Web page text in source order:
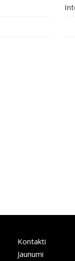
Kontakti
Jaunumi